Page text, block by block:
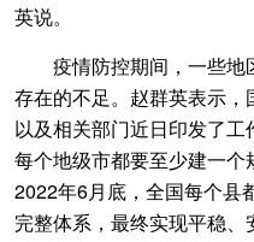
英说。
疫情防控期间，一些地
存在的不足。赵群英表示
以及相关部门近日印发了
每个地级市都要至少建一
2022年6月底，全国每个县
完整体系，最终实现平稳、